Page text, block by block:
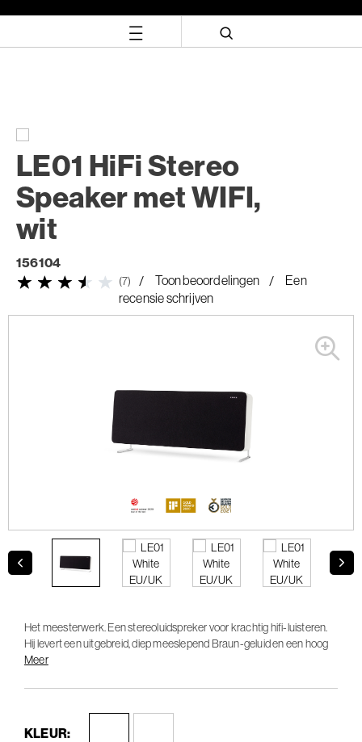
LE01 HiFi Stereo
Speaker met WIFI,
wit
156104
(7) Toon beoordelingen
Een
recensie schrijven
Het meesterwerk. Een stereoluidspreker voor krachtig hifi-luisteren.
Hij levert een uitgebreid, diep meeslepend Braun-geluid en een hoog
dynamisch bereik met een consistente kristalhelderheid.
Meer
KLEUR: